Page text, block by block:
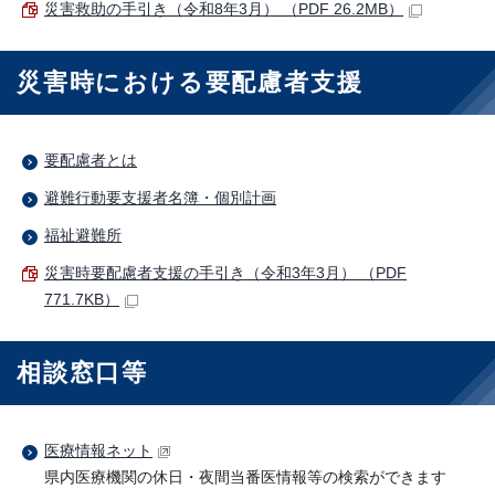
災害救助の手引き（令和8年3月） （PDF 26.2MB）
災害時における要配慮者支援
要配慮者とは
避難行動要支援者名簿・個別計画
福祉避難所
災害時要配慮者支援の手引き（令和3年3月） （PDF
771.7KB）
相談窓口等
医療情報ネット
県内医療機関の休日・夜間当番医情報等の検索ができます